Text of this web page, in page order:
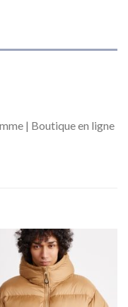
| Boutique en ligne